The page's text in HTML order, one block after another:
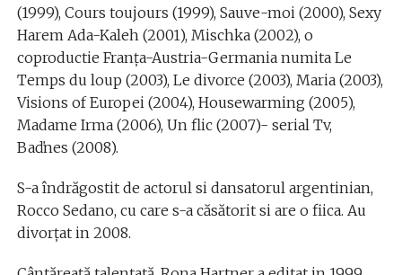
(1999), Cours toujours (1999), Sauve-moi (2000), Sexy
Harem Ada-Kaleh (2001), Mischka (2002), o
coproductie Franța-Austria-Germania numita Le
Temps du loup (2003), Le divorce (2003), Maria (2003),
Visions of Europei (2004), Housewarming (2005),
Madame Irma (2006), Un flic (2007)- serial Tv,
Baďnes (2008).
S-a îndrăgostit de actorul si dansatorul argentinian,
Rocco Sedano, cu care s-a căsătorit si are o fiica. Au
divorțat in 2008.